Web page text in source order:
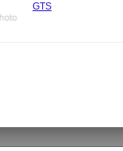
GTS